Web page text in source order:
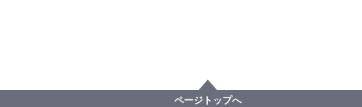
ページトップへ